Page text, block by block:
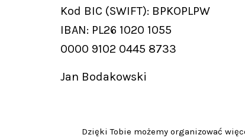
Kod BIC (SWIFT): BPKOPLPW
IBAN: PL26 1020 1055
0000 9102 0445 8733
Jan Bodakowski
Dzięki Tobie możemy organizować